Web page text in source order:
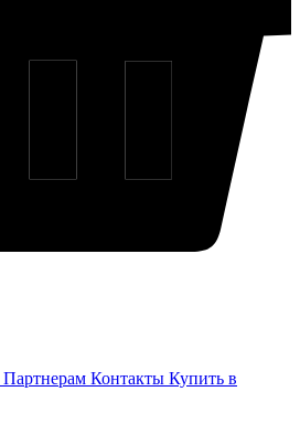
Партнерам Контакты Купить в